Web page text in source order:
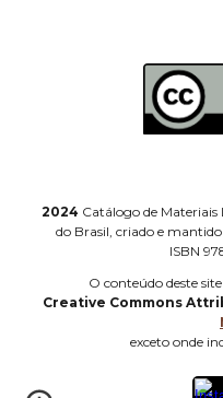
2024 Catálogo de Materiais
do Brasil, criado e
ISBN
O conteúdo deste
Creative Commons
exceto onde